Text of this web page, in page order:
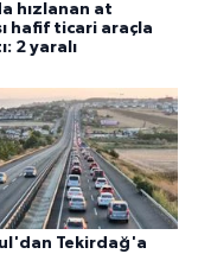
hızlanan at
hafif ticari araçla
2 yaralı
Tekirdağ'a